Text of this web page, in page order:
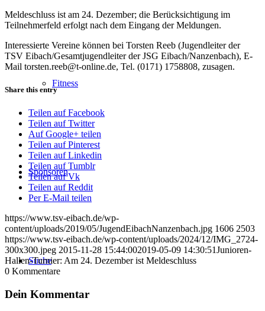
Fitness
Sponsoren
Suche
Meldeschluss ist am 24. Dezember; die Berücksichtigung im
Teilnehmerfeld erfolgt nach dem Eingang der Meldungen.
Interessierte Vereine können bei Torsten Reeb (Jugendleiter der
TSV Eibach/Gesamtjugendleiter der JSG Eibach/Nanzenbach), E-
Mail torsten.reeb@t-online.de, Tel. (0171) 1758808, zusagen.
Share this entry
Teilen auf Facebook
Teilen auf Twitter
Auf Google+ teilen
Teilen auf Pinterest
Teilen auf Linkedin
Teilen auf Tumblr
Teilen auf Vk
Teilen auf Reddit
Per E-Mail teilen
https://www.tsv-eibach.de/wp-
content/uploads/2019/05/JugendEibachNanzenbach.jpg 1606 2503
https://www.tsv-eibach.de/wp-content/uploads/2024/12/IMG_2724-
300x300.jpeg 2015-11-28 15:44:002019-05-09 14:30:51Junioren-
Hallen-Turnier: Am 24. Dezember ist Meldeschluss
0 Kommentare
Dein Kommentar